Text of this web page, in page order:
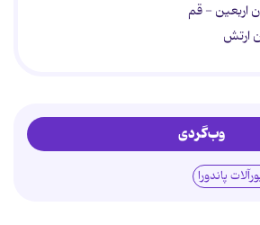
اربعین - قم
ارتش
وب‌گردی
پاندورا